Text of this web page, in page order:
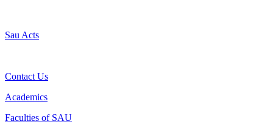
Sau Acts
Contact Us
Academics
Faculties of SAU